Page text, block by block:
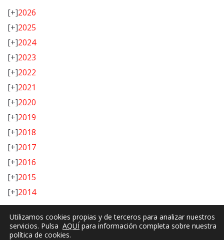
[+]2026
[+]2025
[+]2024
[+]2023
[+]2022
[+]2021
[+]2020
[+]2019
[+]2018
[+]2017
[+]2016
[+]2015
[+]2014
Utilizamos cookies propias y de terceros para analizar nuestros
servicios. Pulsa AQUÍ para información completa sobre nuestra
política de cookies.